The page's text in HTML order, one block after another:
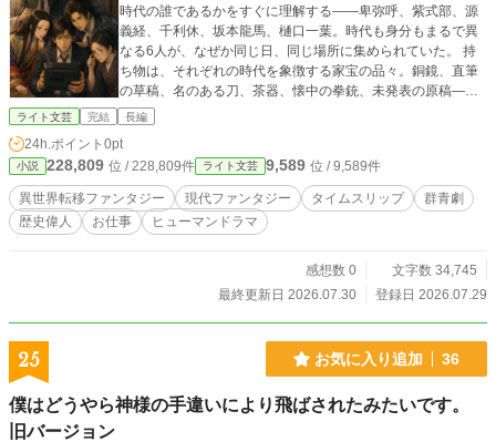
時代の誰であるかをすぐに理解する――卑弥呼、紫式部、源
義経、千利休、坂本龍馬、樋口一葉。時代も身分もまるで異
なる6人が、なぜか同じ日、同じ場所に集められていた。 持
ち物は、それぞれの時代を象徴する家宝の品々。銅鏡、直筆
の草稿、名のある刀、茶器、懐中の拳銃、未発表の原稿――
どれも今の価値に換算すれば目が飛び出るほどの値打ちもの
護することになったのは、古い賃貸物件を管理する冴えない
不動産会社員・芝村航（しばむら わたる）。得体の知れない
6人組を厄介払いしようとするも、なぜか情に絆され、彼らを
自分の管理するボロ屋に住まわせることに。かくして神門通
りにほど近い「偉人シェアハウス」が始まる。 骨董品として
テレビや携帯電話に振り回されながらも、6人はそれぞれの才
覚で1999年の日本に居場所を作っていく。しかし物語が進む
年に集められたのか」。偶然にしては出来すぎたタイミン
グ、そして誰かが意図的に彼らを見張っているような気配。
運命に隠された謎に触れていくことになる。 登場人物 卑弥呼
ライト文芸 完結 長編
24h.ポイント 0pt
小説 228,809 位 / 228,809件 ライト文芸 9,589 位 / 9,589件
異世界転移ファンタジー 現代ファンタジー タイムスリップ
群青劇
歴史偉人
お仕事 ヒューマンドラマ
感想数 0
文字数 34,745
最終更新日 2026.07.30
登録日 2026.07.29
25 お気に入り追加 36
僕はどうやら神様の手違いにより飛ばされたみたいです。
旧バージョン